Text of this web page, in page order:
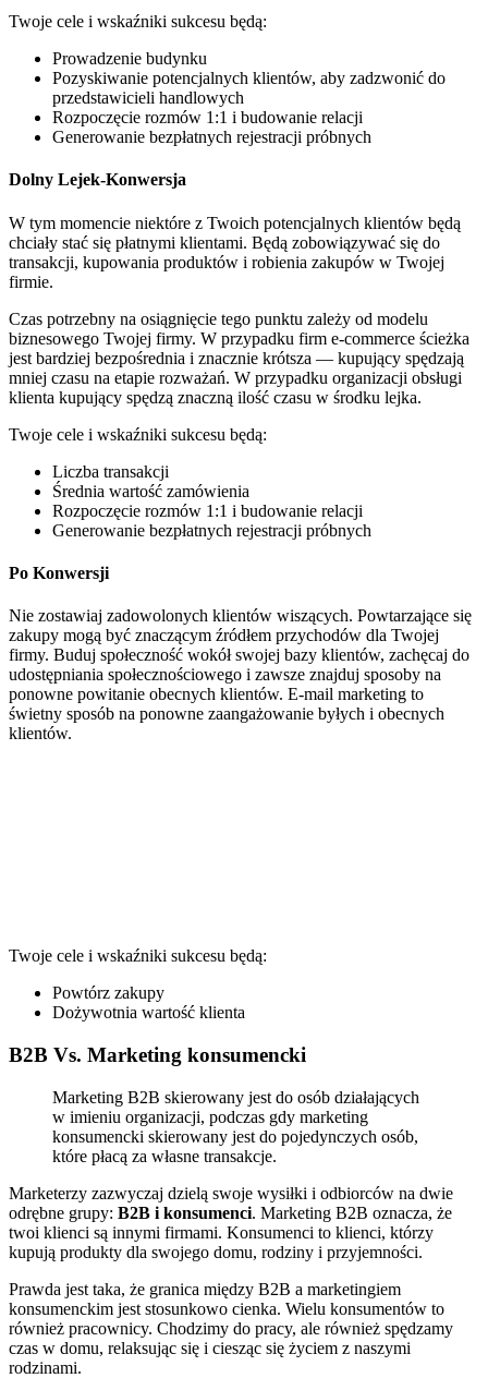
Twoje cele i wskaźniki sukcesu będą:
Prowadzenie budynku
Pozyskiwanie potencjalnych klientów, aby zadzwonić do
przedstawicieli handlowych
Rozpoczęcie rozmów 1:1 i budowanie relacji
Generowanie bezpłatnych rejestracji próbnych
Dolny Lejek-Konwersja
W tym momencie niektóre z Twoich potencjalnych klientów będą
chciały stać się płatnymi klientami. Będą zobowiązywać się do
transakcji, kupowania produktów i robienia zakupów w Twojej
firmie.
Czas potrzebny na osiągnięcie tego punktu zależy od modelu
biznesowego Twojej firmy. W przypadku firm e-commerce ścieżka
jest bardziej bezpośrednia i znacznie krótsza — kupujący spędzają
mniej czasu na etapie rozważań. W przypadku organizacji obsługi
klienta kupujący spędzą znaczną ilość czasu w środku lejka.
Twoje cele i wskaźniki sukcesu będą:
Liczba transakcji
Średnia wartość zamówienia
Rozpoczęcie rozmów 1:1 i budowanie relacji
Generowanie bezpłatnych rejestracji próbnych
Po Konwersji
Nie zostawiaj zadowolonych klientów wiszących. Powtarzające się
zakupy mogą być znaczącym źródłem przychodów dla Twojej
firmy. Buduj społeczność wokół swojej bazy klientów, zachęcaj do
udostępniania społecznościowego i zawsze znajduj sposoby na
ponowne powitanie obecnych klientów. E-mail marketing to
świetny sposób na ponowne zaangażowanie byłych i obecnych
klientów.
Twoje cele i wskaźniki sukcesu będą:
Powtórz zakupy
Dożywotnia wartość klienta
B2B Vs. Marketing konsumencki
Marketing B2B skierowany jest do osób działających
w imieniu organizacji, podczas gdy marketing
konsumencki skierowany jest do pojedynczych osób,
które płacą za własne transakcje.
Marketerzy zazwyczaj dzielą swoje wysiłki i odbiorców na dwie
odrębne grupy: B2B i konsumenci. Marketing B2B oznacza, że
twoi klienci są innymi firmami. Konsumenci to klienci, którzy
kupują produkty dla swojego domu, rodziny i przyjemności.
Prawda jest taka, że granica między B2B a marketingiem
konsumenckim jest stosunkowo cienka. Wielu konsumentów to
również pracownicy. Chodzimy do pracy, ale również spędzamy
czas w domu, relaksując się i ciesząc się życiem z naszymi
rodzinami.